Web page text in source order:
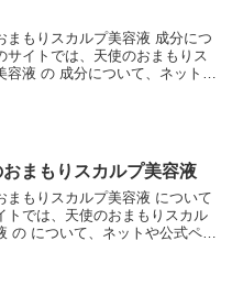
まもりスカルプ美容液 成分につ
サイトでは、天使のおまもりス
容液 の 成分について、ネットや
おまもりスカルプ美容液
まもりスカルプ美容液 について
トでは、天使のおまもりスカル
の について、ネットや公式ペー